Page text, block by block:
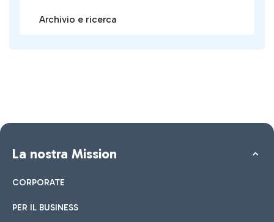
Archivio e ricerca
La nostra Mission
CORPORATE
PER IL BUSINESS